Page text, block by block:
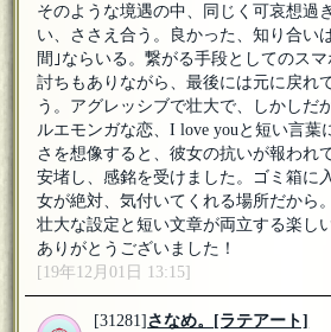
そのような境遇の中、同じく可哀想過
い、ささえ合う。良かった、知り合い
間｣ならいる。繋がる手段としてのス
討ちもありながら、最後には元に戻れ
う。アグレッシブで壮大で、しかしだ
ルエモンガな恋、I love youと短い言葉
さを想像すると、彼女の抗いが報われ
安堵し、感銘を受けました。ゴミ箱に
女が絶対、気付いてくれる場所だから。
壮大な設定と短い文章が両立する楽し
ありがとうございました！
[19年12月01日 13:15]
[31281]さなめ。 [ラテアート]